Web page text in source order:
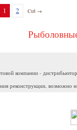
1 2 Ctrl →
компании -
реконструкции, возможно